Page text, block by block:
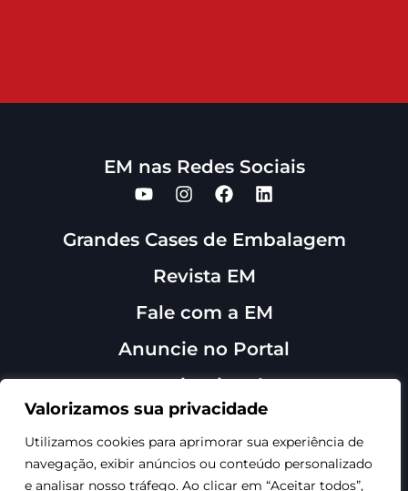
Valorizamos sua privacidade
Utilizamos cookies para aprimorar sua experiência de
navegação, exibir anúncios ou conteúdo personalizado
e analisar nosso tráfego. Ao clicar em “Aceitar todos”,
EM nas Redes Sociais
Grandes Cases de Embalagem
Revista EM
Fale com a EM
Anuncie no Portal
Institucional
Sobre Nós